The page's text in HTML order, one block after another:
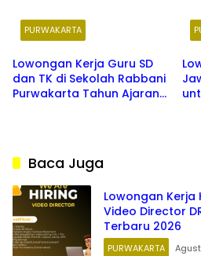
PURWAKARTA
Lowongan Kerja Guru SD
dan TK di Sekolah Rabbani
Purwakarta Tahun Ajaran
Baca Juga
Lowongan Kerja
Video Director
Terbaru 2026
PURWAKARTA